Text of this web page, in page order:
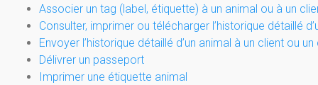
Associer un tag (label, étiquette) à un animal ou à un
Consulter, imprimer ou télécharger l’historique détaillé
Envoyer l’historique détaillé d’un animal à un client ou
Délivrer un passeport
Imprimer une étiquette animal